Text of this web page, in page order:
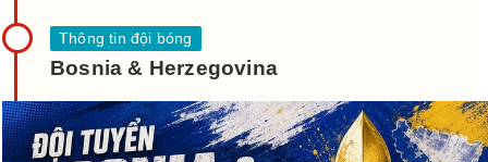
Bosnia & Herzegovina